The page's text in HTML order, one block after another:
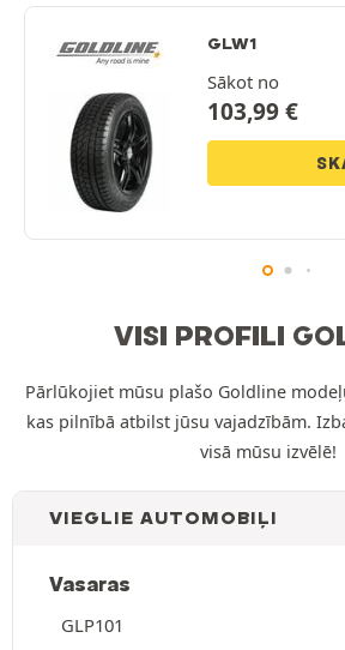
GLW1
Sākot no
103,99€
VISI PROFILI
Pārlūkojiet mūsu plašo Goldline
kas pilnībā atbilst jūsu vajadzībām.
visā mūsu izvēlē!
VIEGLIE AUTOMOBIĻI
Vasaras
GLP101